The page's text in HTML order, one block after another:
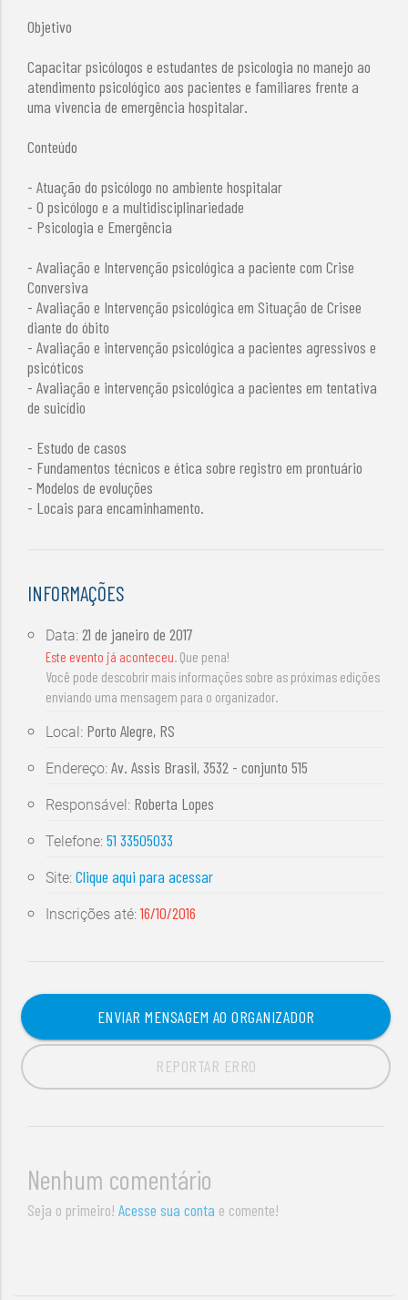
Objetivo
Capacitar psicólogos e estudantes de psicologia no manejo ao
atendimento psicológico aos pacientes e familiares frente a
uma vivencia de emergência hospitalar.
Conteúdo
- Atuação do psicólogo no ambiente hospitalar
- O psicólogo e a multidisciplinariedade
- Psicologia e Emergência
- Avaliação e Intervenção psicológica a paciente com Crise
Conversiva
- Avaliação e Intervenção psicológica em Situação de Crisee
diante do óbito
- Avaliação e intervenção psicológica a pacientes agressivos e
psicóticos
- Avaliação e intervenção psicológica a pacientes em tentativa
de suicídio
- Estudo de casos
- Fundamentos técnicos e ética sobre registro em prontuário
- Modelos de evoluções
- Locais para encaminhamento.
INFORMAÇÕES
Data:21 de janeiro de 2017
Este evento já aconteceu. Que pena!
Você pode descobrir mais informações sobre as próximas edições
enviando uma mensagem para o organizador.
Local: Porto Alegre, RS
Endereço:Av. Assis Brasil, 3532 - conjunto 515
Responsável: Roberta Lopes
Telefone:51 33505033
Site:Clique aqui para acessar
Inscrições até:16/10/2016
ENVIAR MENSAGEM AO ORGANIZADOR
REPORTAR ERRO
Nenhum comentário
Seja o primeiro!Acesse sua conta e comente!